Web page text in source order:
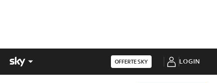
OFFERTE SKY LOGIN